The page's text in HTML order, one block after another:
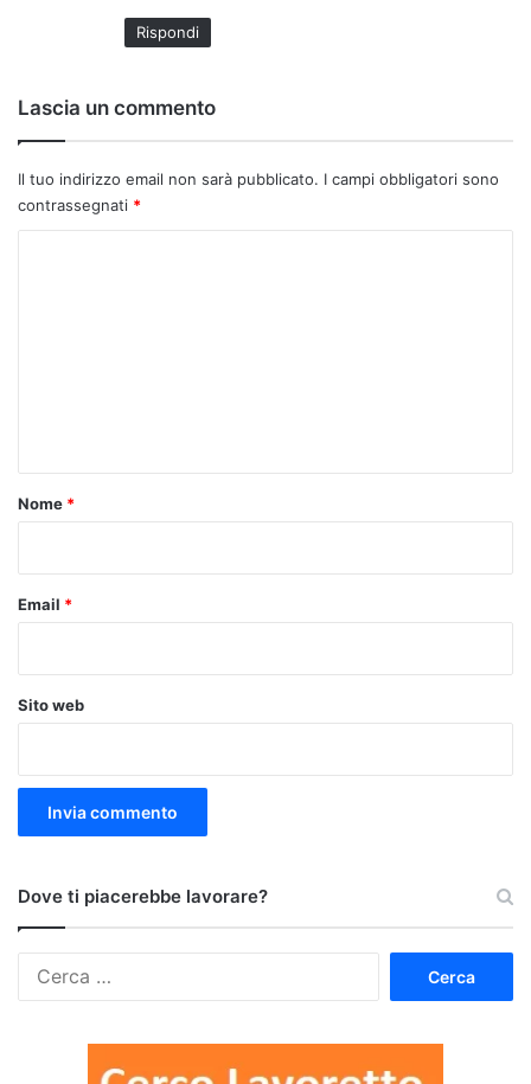
Rispondi
Lascia un commento
Il tuo indirizzo email non sarà pubblicato. I campi obbligatori sono
contrassegnati *
o
Nome *
Email *
Sito web
Dove ti piacerebbe lavorare?